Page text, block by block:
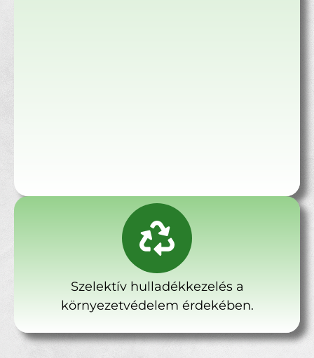
Szelektív hulladékkezelés a
környezetvédelem érdekében.